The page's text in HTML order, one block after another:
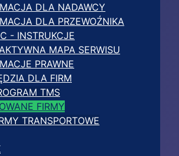
DLA NADAWCY
DLA PRZEWOŹNIKA
- INSTRUKCJE
MAPA SERWISU
PRAWNE
DLA FIRM
TMS
FIRMY
TRANSPORTOWE